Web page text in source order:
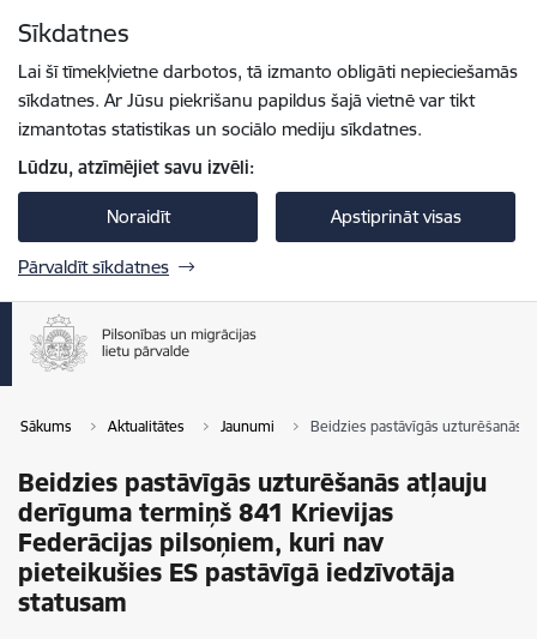
Sīkdatnes
Lai šī tīmekļvietne darbotos, tā izmanto obligāti nepieciešamās
sīkdatnes. Ar Jūsu piekrišanu papildus šajā vietnē var tikt
izmantotas statistikas un sociālo mediju sīkdatnes.
Lūdzu, atzīmējiet savu izvēli:
Noraidīt Apstiprināt visas
Pārvaldīt sīkdatnes
Sākums Aktualitātes Jaunumi Beidzies pastāvīgās uzturēšanās
Beidzies pastāvīgās uzturēšanās atļauju
derīguma termiņš 841 Krievijas
Federācijas pilsoņiem, kuri nav
pieteikušies ES pastāvīgā iedzīvotāja
statusam